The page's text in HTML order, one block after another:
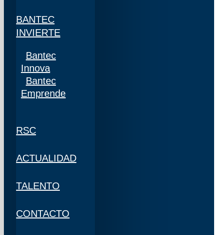
BANTEC
INVIERTE
Bantec
Innova
Bantec
Emprende
RSC
ACTUALIDAD
TALENTO
CONTACTO